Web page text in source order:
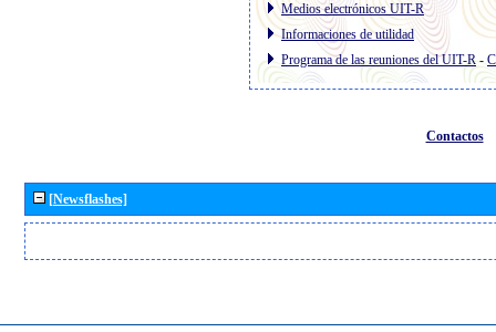
Medios electrónicos UIT-R
Informaciones de utilidad
Programa de las reuniones del UIT-R-
Contactos
[Newsflashes]